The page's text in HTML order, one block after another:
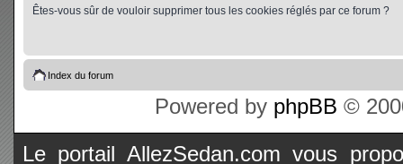
Êtes-vous sûr de vouloir supprimer tous les cookies réglés par ce forum ?
Index du forum
Powered by phpBB ©
Le portail AllezSedan.com vous